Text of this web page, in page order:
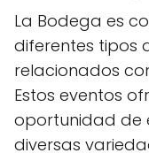
La Bodega es
diferentes tipos
relacionados
Estos eventos
oportunidad de
diversas